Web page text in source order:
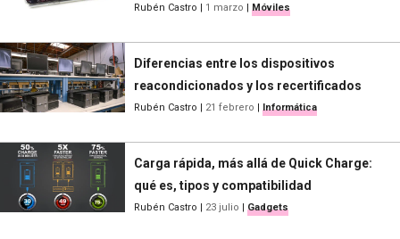
Rubén Castro | 1 marzo | Móviles
Diferencias entre los dispositivos
reacondicionados y los recertificados
Rubén Castro | 21 febrero | Informática
Carga rápida, más allá de Quick Charge:
qué es, tipos y compatibilidad
Rubén Castro | 23 julio | Gadgets